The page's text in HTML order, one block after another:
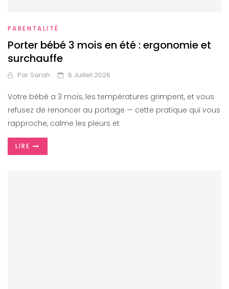
PARENTALITÉ
Porter bébé 3 mois en été : ergonomie et
surchauffe
Par Sarah 6 Juillet 2026
Votre bébé a 3 mois, les températures grimpent, et vous
refusez de renoncer au portage — cette pratique qui vous
rapproche, calme les pleurs et
LIRE